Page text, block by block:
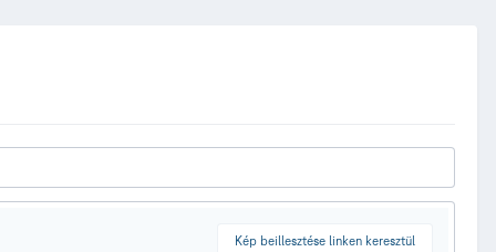
Kép beillesztése linken keresztül